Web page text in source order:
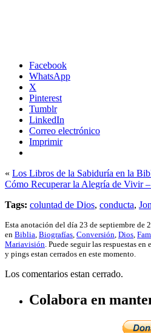
Facebook
WhatsApp
X
Pinterest
Tumblr
LinkedIn
Correo electrónico
Imprimir
« Los Libros de la Sabiduría en la
Cómo Recuperar la Alegría de Vivir
Tags: coluntad de Dios, conducta,
Esta anotación del día 23 de septiembre de
en Biblia Biografías Conversión Dios
Mariavisión . Puede seguir las respuestas en
y pings estan cerrados en este momento.
Los comentarios estan cerrado.
Colabora en